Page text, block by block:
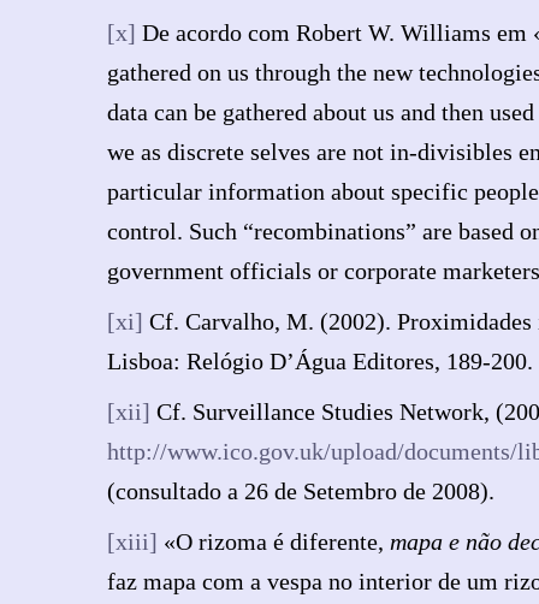
[x] De acordo com Robert W. Williams
gathered on us through the new
data can be gathered about us and then
we as discrete selves are not in-divisibles
particular information about specific
control. Such “recombinations” are based
government officials or corporate
[xi] Cf. Carvalho, M. (2002).
Lisboa: Relógio D’Água Editores, 189-200.
[xii] Cf. Surveillance Studies Network,
http://www.ico.gov.uk/upload/documents/
(consultado a 26 de Setembro de 2008).
[xiii] «O rizoma é diferente, mapa e não
faz mapa com a vespa no interior de um